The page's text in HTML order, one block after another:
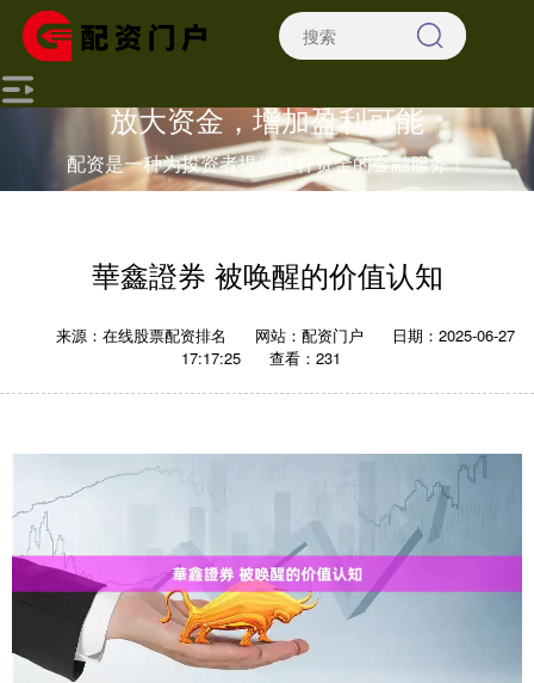
放大资金，增加盈利可能
配资是一种为投资者提供杠杆资金的金融服务！
華鑫證券 被唤醒的价值认知
来源：在线股票配资排名 网站：配资门户
日期：2025-06-27
17:17:25
查看：231